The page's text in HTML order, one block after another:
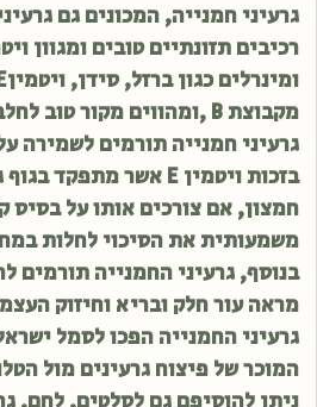
גרעיני חמנייה, המכונים גם
רכיבים תזונתיים טובים ומגוון
מקבוצת B ,ומהווים מקור טוב לחלבון.
גרעיני חמנייה תורמים לשמירה
בזכות ויטמין E אשר מתפקד בגוף גם כנוגד
חמצון, אם צורכים אותו על בסיס
משמעותית את הסיכוי לחלות
בנוסף, גרעיני החמנייה תורמים
מראה עור חלק ובריא וחיזוק
גרעיני החמנייה הפכו לסמל
המוכר של פיצוח גרעינים מול